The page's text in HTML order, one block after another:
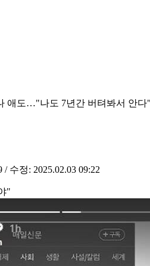
애도…"나도 7년간 버텨봐서 안다
/ 수정: 2025.02.03 09:22
"